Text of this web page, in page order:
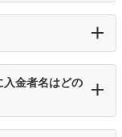
入金者名はどの